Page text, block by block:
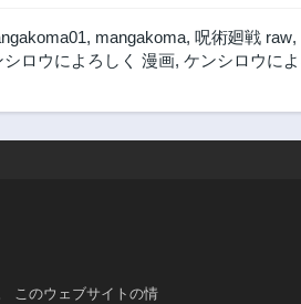
, mangakoma, 呪術廻戦 raw,
シロウによろしく 漫画, ケンシロウに
このウェブサイトの情